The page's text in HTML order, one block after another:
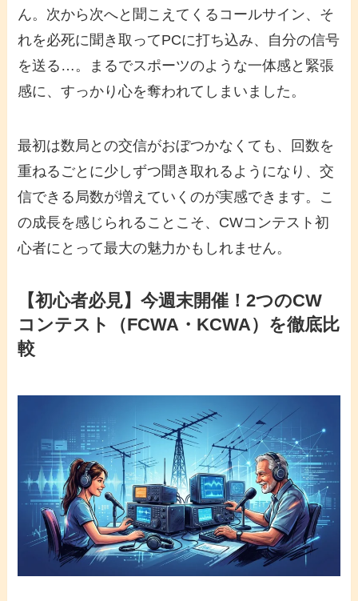
ん。次から次へと聞こえてくるコールサイン、そ
れを必死に聞き取ってPCに打ち込み、自分の信号
を送る…。まるでスポーツのような一体感と緊張
感に、すっかり心を奪われてしまいました。
最初は数局との交信がおぼつかなくても、回数を
重ねるごとに少しずつ聞き取れるようになり、交
信できる局数が増えていくのが実感できます。こ
の成長を感じられることこそ、 CWコンテスト初
心者にとって最大の魅力かもしれません。
【初心者必見】今週末開催！2つのCW
コンテスト（FCWA・KCWA）を徹底比
較